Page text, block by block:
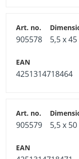
905578 5,5 x
4251314718464
905579 5,5 x